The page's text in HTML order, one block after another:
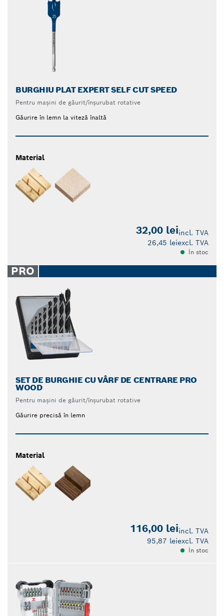
BURGHIU PLAT EXPERT SELF CUT SPEED
Pentru mașini de găurit/înșurubat rotative
Găurire în lemn la viteză înaltă
Material
32,00 leiincl. TVA
26,45 leiexcl. TVA
În stoc
PRO
SET DE BURGHIE CU VÂRF DE CENTRARE PRO
WOOD
Pentru mașini de găurit/înșurubat rotative
Găurire precisă în lemn
Material
116,00 leiincl. TVA
95,87 leiexcl. TVA
În stoc